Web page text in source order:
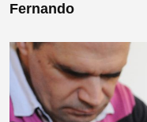
Fernando